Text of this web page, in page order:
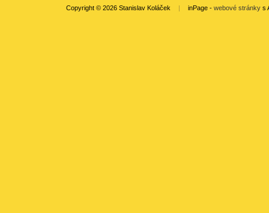
Copyright © 2026 Stanislav Koláček | inPage - webové stránky s